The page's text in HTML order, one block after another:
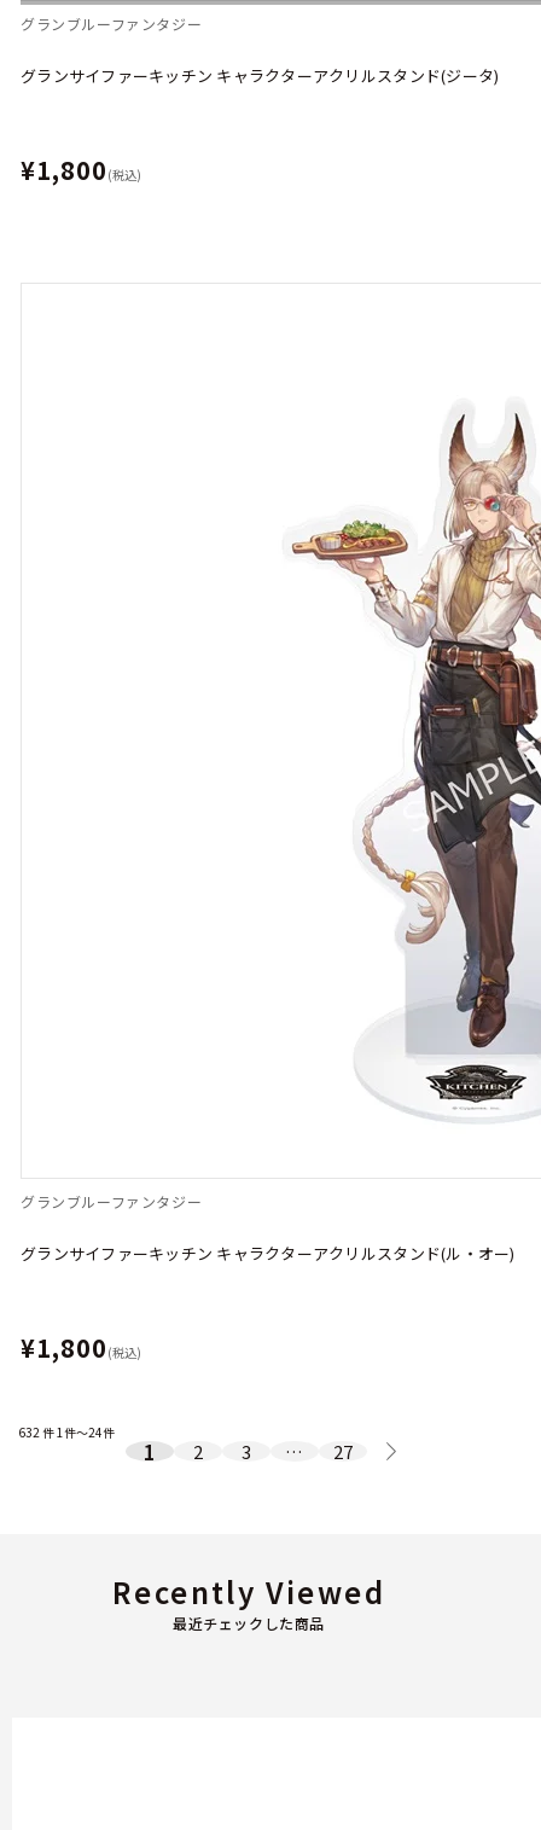
グランブルーファンタジー
グランサイファーキッチン キャラクターアクリルスタンド(ジータ)
¥1,800 (税込)
グランブルーファンタジー
グランサイファーキッチン キャラクターアクリルスタンド(ル・オー)
¥1,800 (税込)
632 件1件～24件
1 2 3 … 27
最近チェックした商品
Recently Viewed